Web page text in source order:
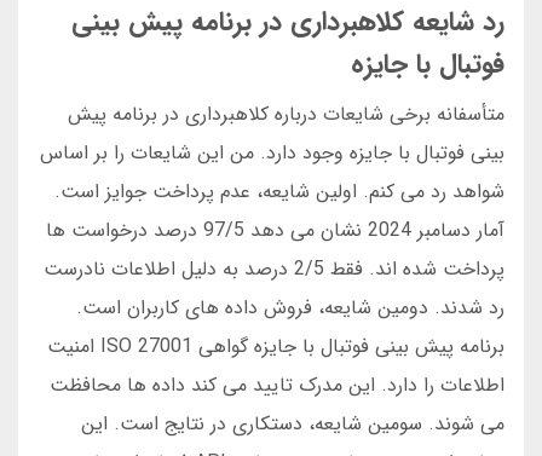
رد شایعه کلاهبرداری در برنامه پیش بینی
فوتبال با جایزه
متأسفانه برخی شایعات درباره کلاهبرداری در برنامه پیش
بینی فوتبال با جایزه وجود دارد. من این شایعات را بر اساس
شواهد رد می کنم. اولین شایعه، عدم پرداخت جوایز است.
آمار دسامبر 2024 نشان می دهد 97/5 درصد درخواست ها
پرداخت شده اند. فقط 2/5 درصد به دلیل اطلاعات نادرست
رد شدند. دومین شایعه، فروش داده های کاربران است.
برنامه پیش بینی فوتبال با جایزه گواهی ISO 27001 امنیت
اطلاعات را دارد. این مدرک تایید می کند داده ها محافظت
می شوند. سومین شایعه، دستکاری در نتایج است. این